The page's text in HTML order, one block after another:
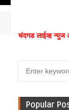
चंदगड लाईव्ह
Popular